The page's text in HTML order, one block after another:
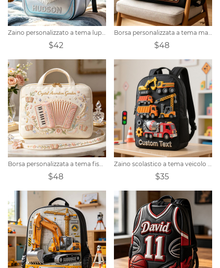
Zaino personalizzato a tema lupo delle nevi artiche
$42
Borsa personalizzata a tema macchina fotografica
$48
Borsa personalizzata a tema fisarmonica
$48
Zaino scolastico a tema veicolo ingegneristico con testo personalizzato
$35